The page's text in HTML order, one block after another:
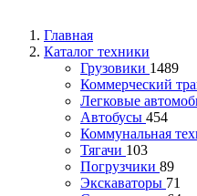
Главная
Каталог техники
Грузовики 1489
Коммерческий
Легковые
Автобусы 454
Коммунальная
Тягачи 103
Погрузчики 89
Экскаваторы 71